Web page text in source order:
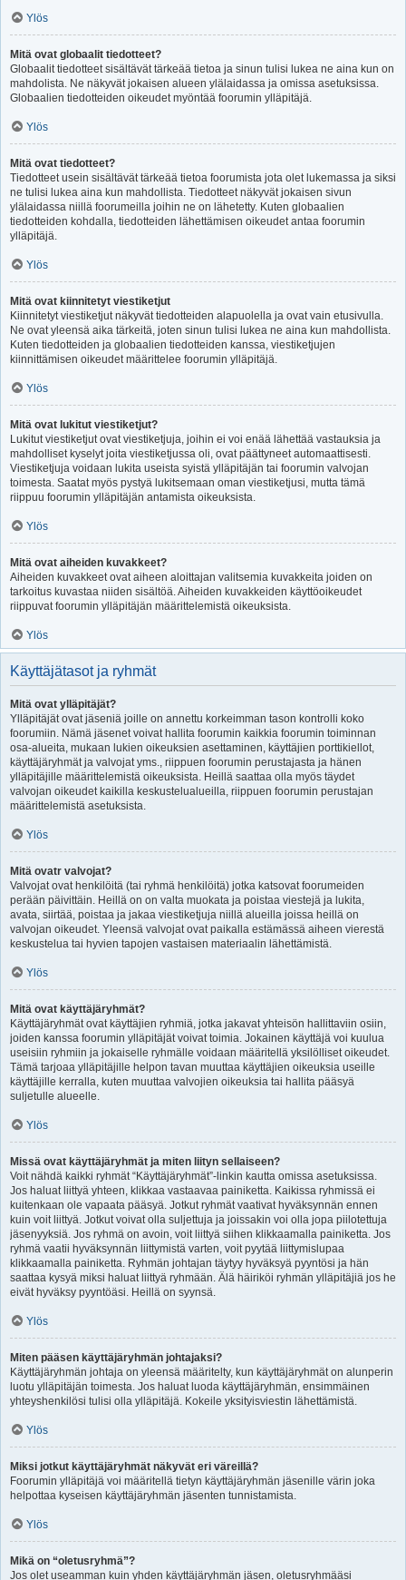
Ylös
Mitä ovat globaalit tiedotteet?
Globaalit tiedotteet sisältävät tärkeää tietoa ja sinun tulisi lukea ne aina kun on
mahdolista. Ne näkyvät jokaisen alueen ylälaidassa ja omissa asetuksissa.
Globaalien tiedotteiden oikeudet myöntää foorumin ylläpitäjä.
Ylös
Mitä ovat tiedotteet?
Tiedotteet usein sisältävät tärkeää tietoa foorumista jota olet lukemassa ja siksi
ne tulisi lukea aina kun mahdollista. Tiedotteet näkyvät jokaisen sivun
ylälaidassa niillä foorumeilla joihin ne on lähetetty. Kuten globaalien
tiedotteiden kohdalla, tiedotteiden lähettämisen oikeudet antaa foorumin
ylläpitäjä.
Ylös
Mitä ovat kiinnitetyt viestiketjut
Kiinnitetyt viestiketjut näkyvät tiedotteiden alapuolella ja ovat vain etusivulla.
Ne ovat yleensä aika tärkeitä, joten sinun tulisi lukea ne aina kun mahdollista.
Kuten tiedotteiden ja globaalien tiedotteiden kanssa, viestiketjujen
kiinnittämisen oikeudet määrittelee foorumin ylläpitäjä.
Ylös
Mitä ovat lukitut viestiketjut?
Lukitut viestiketjut ovat viestiketjuja, joihin ei voi enää lähettää vastauksia ja
mahdolliset kyselyt joita viestiketjussa oli, ovat päättyneet automaattisesti.
Viestiketjuja voidaan lukita useista syistä ylläpitäjän tai foorumin valvojan
toimesta. Saatat myös pystyä lukitsemaan oman viestiketjusi, mutta tämä
riippuu foorumin ylläpitäjän antamista oikeuksista.
Ylös
Mitä ovat aiheiden kuvakkeet?
Aiheiden kuvakkeet ovat aiheen aloittajan valitsemia kuvakkeita joiden on
tarkoitus kuvastaa niiden sisältöä. Aiheiden kuvakkeiden käyttöoikeudet
riippuvat foorumin ylläpitäjän määrittelemistä oikeuksista.
Ylös
Käyttäjätasot ja ryhmät
Mitä ovat ylläpitäjät?
Ylläpitäjät ovat jäseniä joille on annettu korkeimman tason kontrolli koko
foorumiin. Nämä jäsenet voivat hallita foorumin kaikkia foorumin toiminnan
osa-alueita, mukaan lukien oikeuksien asettaminen, käyttäjien porttikiellot,
käyttäjäryhmät ja valvojat yms., riippuen foorumin perustajasta ja hänen
ylläpitäjille määrittelemistä oikeuksista. Heillä saattaa olla myös täydet
valvojan oikeudet kaikilla keskustelualueilla, riippuen foorumin perustajan
määrittelemistä asetuksista.
Ylös
Mitä ovatr valvojat?
Valvojat ovat henkilöitä (tai ryhmä henkilöitä) jotka katsovat foorumeiden
perään päivittäin. Heillä on on valta muokata ja poistaa viestejä ja lukita,
avata, siirtää, poistaa ja jakaa viestiketjuja niillä alueilla joissa heillä on
valvojan oikeudet. Yleensä valvojat ovat paikalla estämässä aiheen vierestä
keskustelua tai hyvien tapojen vastaisen materiaalin lähettämistä.
Ylös
Mitä ovat käyttäjäryhmät?
Käyttäjäryhmät ovat käyttäjien ryhmiä, jotka jakavat yhteisön hallittaviin osiin,
joiden kanssa foorumin ylläpitäjät voivat toimia. Jokainen käyttäjä voi kuulua
useisiin ryhmiin ja jokaiselle ryhmälle voidaan määritellä yksilölliset oikeudet.
Tämä tarjoaa ylläpitäjille helpon tavan muuttaa käyttäjien oikeuksia useille
käyttäjille kerralla, kuten muuttaa valvojien oikeuksia tai hallita pääsyä
suljetulle alueelle.
Ylös
Missä ovat käyttäjäryhmät ja miten liityn sellaiseen?
Voit nähdä kaikki ryhmät “Käyttäjäryhmät”-linkin kautta omissa asetuksissa.
Jos haluat liittyä yhteen, klikkaa vastaavaa painiketta. Kaikissa ryhmissä ei
kuitenkaan ole vapaata pääsyä. Jotkut ryhmät vaativat hyväksynnän ennen
kuin voit liittyä. Jotkut voivat olla suljettuja ja joissakin voi olla jopa piilotettuja
jäsenyyksiä. Jos ryhmä on avoin, voit liittyä siihen klikkaamalla painiketta. Jos
ryhmä vaatii hyväksynnän liittymistä varten, voit pyytää liittymislupaa
klikkaamalla painiketta. Ryhmän johtajan täytyy hyväksyä pyyntösi ja hän
saattaa kysyä miksi haluat liittyä ryhmään. Älä häiriköi ryhmän ylläpitäjiä jos he
eivät hyväksy pyyntöäsi. Heillä on syynsä.
Ylös
Miten pääsen käyttäjäryhmän johtajaksi?
Käyttäjäryhmän johtaja on yleensä määritelty, kun käyttäjäryhmät on alunperin
luotu ylläpitäjän toimesta. Jos haluat luoda käyttäjäryhmän, ensimmäinen
yhteyshenkilösi tulisi olla ylläpitäjä. Kokeile yksityisviestin lähettämistä.
Ylös
Miksi jotkut käyttäjäryhmät näkyvät eri väreillä?
Foorumin ylläpitäjä voi määritellä tietyn käyttäjäryhmän jäsenille värin joka
helpottaa kyseisen käyttäjäryhmän jäsenten tunnistamista.
Ylös
Mikä on “oletusryhmä”?
Jos olet useamman kuin yhden käyttäjäryhmän jäsen, oletusryhmääsi